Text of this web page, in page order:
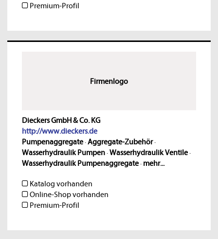
Premium-Profil
Firmenlogo
Dieckers GmbH & Co. KG
http://www.dieckers.de
Pumpenaggregate·Aggregate-Zubehör·
Wasserhydraulik Pumpen·Wasserhydraulik Ventile·
Wasserhydraulik Pumpenaggregate· mehr...
Katalog vorhanden
Online-Shop vorhanden
Premium-Profil